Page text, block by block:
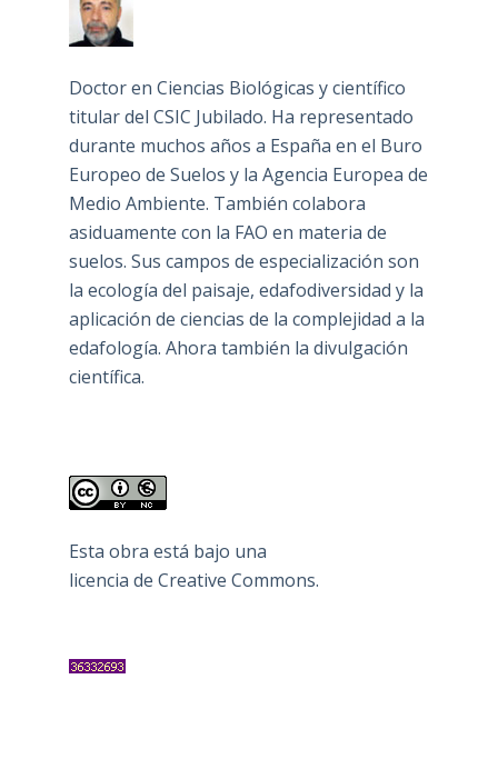
Doctor en Ciencias Biológicas y científico
titular del CSIC Jubilado. Ha representado
durante muchos años a España en el Buro
Europeo de Suelos y la Agencia Europea de
Medio Ambiente. También colabora
asiduamente con la FAO en materia de
suelos. Sus campos de especialización son
la ecología del paisaje, edafodiversidad y la
aplicación de ciencias de la complejidad a la
edafología. Ahora también la divulgación
científica.
Esta obra está bajo una
licencia de Creative Commons.